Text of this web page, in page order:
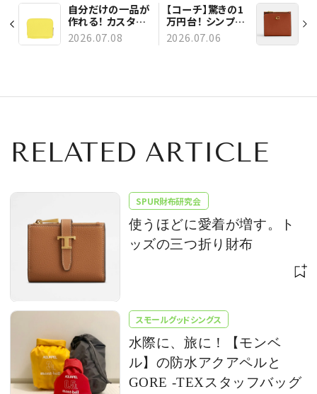
自分だけの一品が
作れる！ カスタマ
イズ可能なリュニ
フォームの財布
2026.07.08
【コーチ】驚きの1
万円台！ シンプル
で実用的な二つ折
り財布
2026.07.06
RELATED ARTICLE
SPUR財布研究会
使うほどに愛着が増す。ト
ッズの三つ折り財布
スモールグッドシングス
水際に、旅に！【モンベ
ル】の防水アクアペルと
GORE -TEXスタッフバッグ